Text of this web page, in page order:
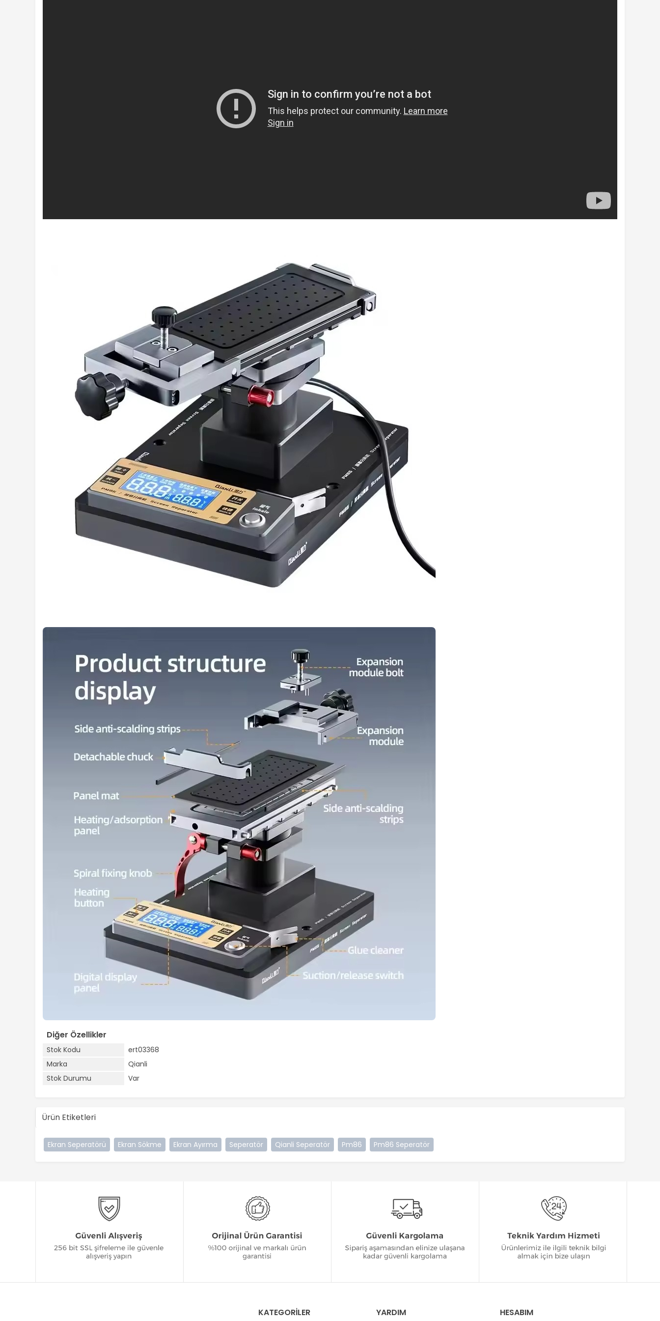
Diğer Özellikler
Stok Kodu
ert03368
Marka
Qianli
Stok Durumu
Var
Ürün Etiketleri
Ekran Seperatörü Ekran Sökme Ekran Ayırma Seperatör Qianli Seperatör Pm86 Pm86 Seperatör
KATEGORİLER YARDIM HESABIM